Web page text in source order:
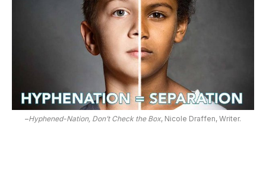
–Hyphened-Nation, Don’t Check the Box, Nicole Draffen, Writer.